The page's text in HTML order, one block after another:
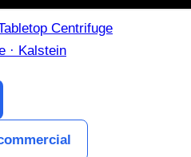
Centrifuge
· Kalstein